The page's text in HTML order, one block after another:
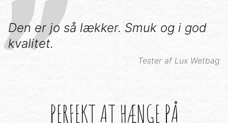
Den er jo så lækker. Smuk og i god
kvalitet.
Tester af Lux Wetbag
PERFEKT AT HÆNGE PÅ